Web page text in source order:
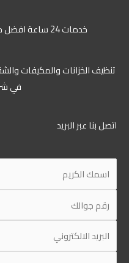
خدمات 24 ساعة افضل خدمات نقل العفش والتنظيف
تنظيف الخزانات والمكيفات
في
اتصل بنا عبر البريد